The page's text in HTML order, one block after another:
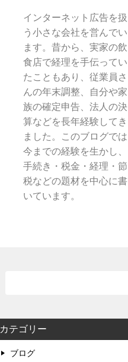
インターネット広告を扱
う小さな会社を営んでい
ます。昔から、実家の飲
食店で経理を手伝ってい
たこともあり、従業員さ
んの年末調整、自分や家
族の確定申告、法人の決
算などを長年経験してき
ました。このブログでは
今までの経験を生かし、
手続き・税金・経理・節
税などの題材を中心に書
いています。
カテゴリー
ブログ